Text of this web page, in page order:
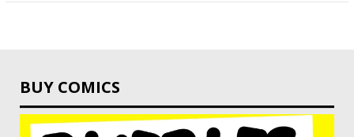
BUY COMICS